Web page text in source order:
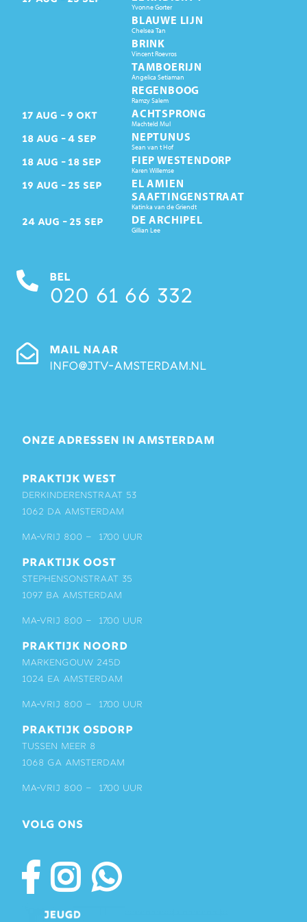
Yvonne Gorter
BLAUWE LIJN
Chelsea Tan
BRINK
Vincent Roevros
TAMBOERIJN
Angelica Setiaman
REGENBOOG
Ramzy Salem
17 AUG 9 OKT ACHTSPRONG
Machteld Mul
18 AUG 4 SEP NEPTUNUS
Sean van t Hof
18 AUG 18 SEP FIEP WESTENDORP
Karen Willemse
19 AUG 25 SEP
EL AMIEN
SAAFTINGENSTRAAT
Katinka van de Griendt
24 AUG 25 SEP DE ARCHIPEL
Gillian Lee
BEL
020 61 66 332
MAIL NAAR
info@jtv-amsterdam.nl
ONZE ADRESSEN IN AMSTERDAM
PRAKTIJK WEST
Derkinderenstraat 53
1062 DA Amsterdam
ma-vrij 8:00 – 17:00 uur
PRAKTIJK OOST
Stephensonstraat 35
1097 BA Amsterdam
ma-vrij 8:00 – 17:00 uur
PRAKTIJK NOORD
Markengouw 245D
1024 EA Amsterdam
ma-vrij 8:00 – 17:00 uur
PRAKTIJK OSDORP
Tussen Meer 8
1068 GA Amsterdam
ma-vrij 8:00 – 17:00 uur
VOLG ONS